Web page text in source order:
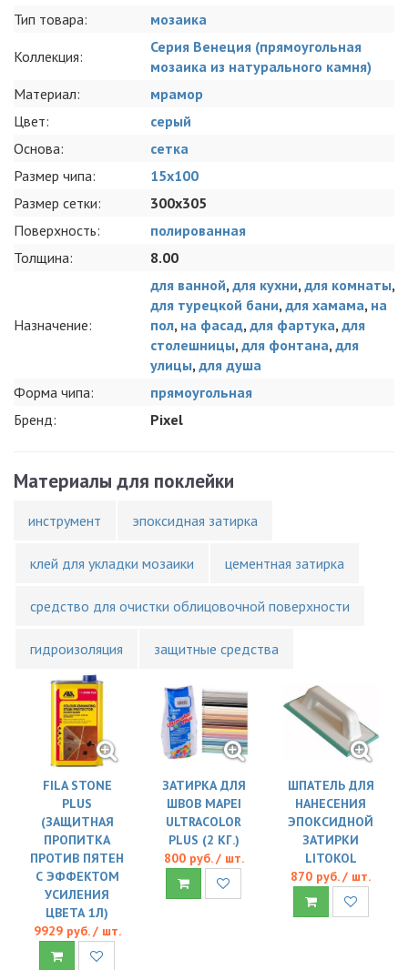
Тип товара: мозаика
Коллекция:
Серия Венеция (прямоугольная
мозаика из натурального камня)
Материал:
мрамор
Цвет:
серый
Основа:
сетка
Размер чипа:
15х100
Размер сетки:
300x305
Поверхность:
полированная
Толщина:
8.00
Назначение:
для ванной, для кухни, для комнаты,
для турецкой бани, для хамама, на
пол, на фасад, для фартука, для
столешницы, для фонтана, для
улицы, для душа
Форма чипа:
прямоугольная
Бренд:
Pixel
Материалы для поклейки
инструмент эпоксидная затирка
клей для укладки мозаики цементная затирка
средство для очистки облицовочной поверхности
гидроизоляция защитные средства
FILA STONE
PLUS
(ЗАЩИТНАЯ
ПРОПИТКА
ПРОТИВ ПЯТЕН
С ЭФФЕКТОМ
УСИЛЕНИЯ
ЦВЕТА 1Л)
9929 руб. / шт.
ЗАТИРКА ДЛЯ
ШВОВ MAPEI
ULTRACOLOR
PLUS (2 КГ.)
800 руб. / шт.
ШПАТЕЛЬ ДЛЯ
НАНЕСЕНИЯ
ЭПОКСИДНОЙ
ЗАТИРКИ
LITOKOL
870 руб. / шт.